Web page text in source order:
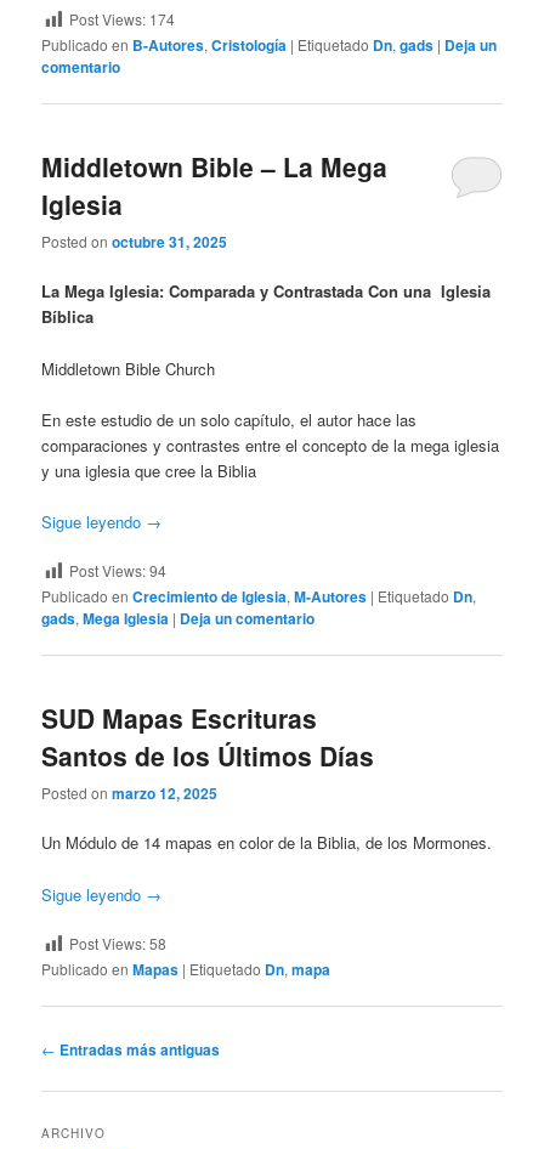
Post Views: 174
Publicado en B-Autores,Cristología | Etiquetado Dn,gads | Deja un
comentario
Middletown Bible – La Mega
Iglesia
Posted onoctubre 31, 2025
La Mega Iglesia: Comparada y Contrastada Con una Iglesia
Bíblica
Middletown Bible Church
En este estudio de un solo capítulo, el autor hace las
comparaciones y contrastes entre el concepto de la mega iglesia
y una iglesia que cree la Biblia
Sigue leyendo →
Post Views:94
Publicado en Crecimiento de Iglesia,M-Autores | Etiquetado Dn,
gads,Mega Iglesia | Deja un comentario
SUD Mapas Escrituras
Santos de los Últimos Días
Posted onmarzo 12, 2025
Un Módulo de 14 mapas en color de la Biblia, de los Mormones.
Sigue leyendo →
Post Views:58
Publicado en Mapas | Etiquetado Dn,mapa
Navegación
entradas
← Entradas más antiguas
ARCHIVO